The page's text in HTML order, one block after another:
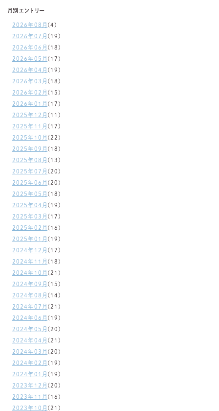
月別エントリー
2026年08月 (4)
2026年07月 (19)
2026年06月 (18)
2026年05月 (17)
2026年04月 (19)
2026年03月 (18)
2026年02月 (15)
2026年01月 (17)
2025年12月 (11)
2025年11月 (17)
2025年10月 (22)
2025年09月 (18)
2025年08月 (13)
2025年07月 (20)
2025年06月 (20)
2025年05月 (18)
2025年04月 (19)
2025年03月 (17)
2025年02月 (16)
2025年01月 (19)
2024年12月 (17)
2024年11月 (18)
2024年10月 (21)
2024年09月 (15)
2024年08月 (14)
2024年07月 (21)
2024年06月 (19)
2024年05月 (20)
2024年04月 (21)
2024年03月 (20)
2024年02月 (19)
2024年01月 (19)
2023年12月 (20)
2023年11月 (16)
2023年10月 (21)